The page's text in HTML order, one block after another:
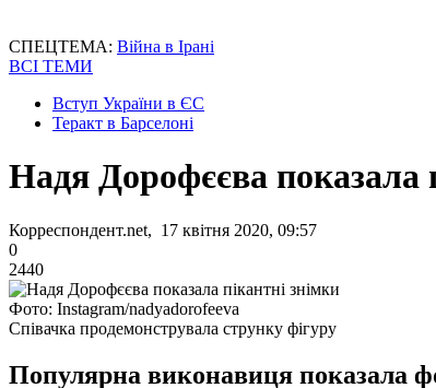
СПЕЦТЕМА: Війна в Ірані
ВСІ ТЕМИ
Вступ України в ЄС
Теракт в Барселоні
Надя Дорофєєва показала
Корреспондент.net, 17 квітня 2020, 09:57
0
2440
Фото: Instagram/nadyadorofeeva
Співачка продемонструвала струнку фігуру
Популярна виконавиця показала